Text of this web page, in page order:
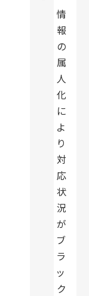
情
報
の
属
人
化
に
よ
り
対
応
状
況
が
ブ
ラ
ッ
ク